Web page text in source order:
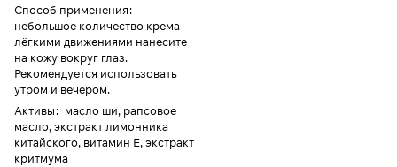
Способ применения:
небольшое количество крема
лёгкими движениями нанесите
на кожу вокруг глаз.
Рекомендуется использовать
утром и вечером.
Активы: масло ши, рапсовое
масло, экстракт лимонника
китайского, витамин Е, экстракт
критмума